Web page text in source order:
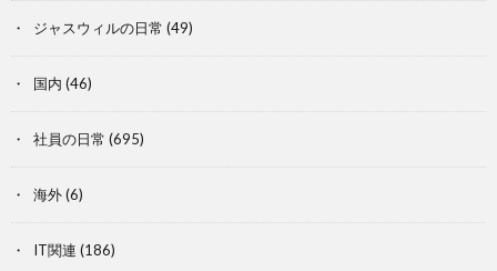
ジャスウィルの日常 (49)
国内 (46)
社員の日常 (695)
海外(6)
IT関連 (186)